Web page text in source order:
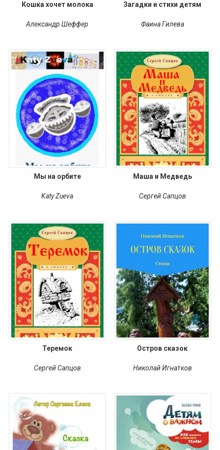
Кошка хочет молока
Александр Шеффер
Загадки и стихи детям
Фаина Гилева
Мы на орбите
Katy Zueva
Маша и Медведь
Сергей Сапцов
Теремок
Сергей Сапцов
Остров сказок
Николай Игнатков